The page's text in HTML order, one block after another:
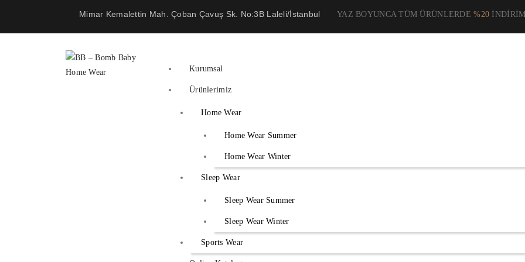
Mimar Kemalettin Mah. Çoban Çavuş Sk. No:3B Laleli/İstanbul YAZ BOYUNCA TÜM ÜRÜNLERDE%20
Kurumsal
Ürünlerimiz
Home Wear
Home Wear Summer
Home Wear Winter
Sleep Wear
Sleep Wear Summer
Sleep Wear Winter
Sports Wear